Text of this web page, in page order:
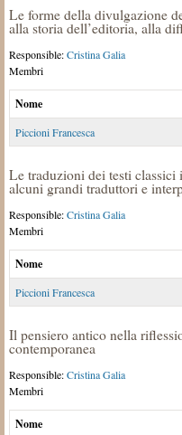
Le forme della divulgazione
alla storia dell’editoria, alla
Responsible:Cristina Galia
Membri
Nome
Piccioni Francesca
Le traduzioni dei testi
alcuni grandi traduttori e
Responsible:Cristina Galia
Membri
Nome
Piccioni Francesca
Il pensiero antico nella
contemporanea
Responsible:Cristina Galia
Membri
Nome